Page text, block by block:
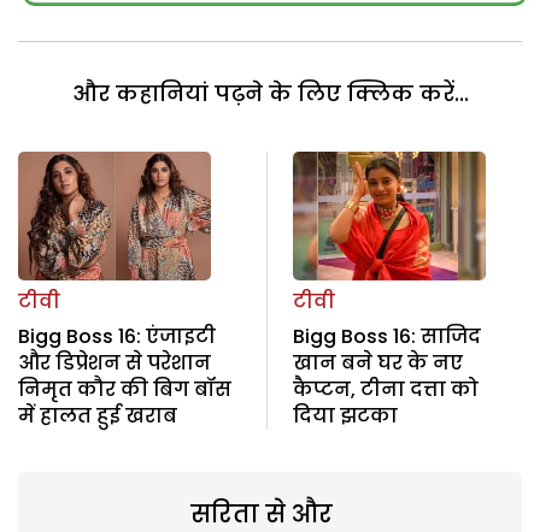
और कहानियां पढ़ने के लिए क्लिक करें...
टीवी
Bigg Boss 16: एंजाइटी
और डिप्रेशन से परेशान
निमृत कौर की बिग बॉस
में हालत हुई खराब
टीवी
Bigg Boss 16: साजिद
खान बने घर के नए
कैप्टन, टीना दत्ता को
दिया झटका
सरिता से और